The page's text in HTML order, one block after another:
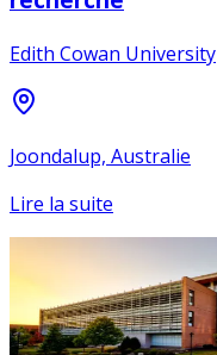
Edith Cowan University
Joondalup, Australie
Lire la suite